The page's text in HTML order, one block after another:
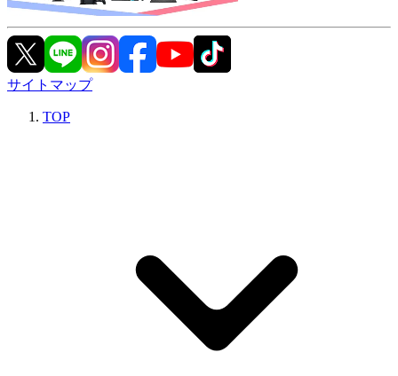
サイトマップ
TOP